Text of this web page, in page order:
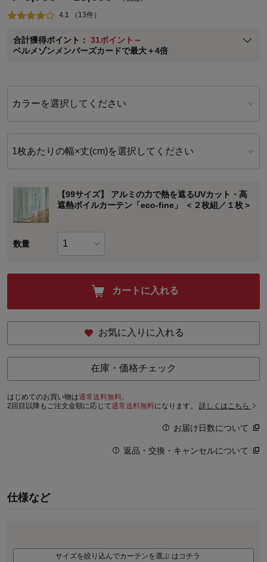
4.1 （13件）
合計獲得ポイント： 31ポイント～
ベルメゾンメンバーズカードで最大＋4倍
即時入会なら更に500円OFFクーポンプレゼント
※メンバーズカードの加算ポイントはステージ倍率適用前の基本ポイント
に対して適用されます。
カラーを選択してください
1枚あたりの幅×丈(cm)を選択してください
【99サイズ】 アルミの力で熱を遮るUVカット・高
遮熱ボイルカーテン「eco-fine」 ＜２枚組／１枚＞
数量
カートに入れる
お気に入りに入れる
在庫・価格チェック
はじめてのお買い物は通常送料無料。
2回目以降もご注文金額に応じて通常送料無料になります。 詳しくはこちら
お届け日数について
返品・交換・キャンセルについて
仕様など
サイズを絞り込んでカーテンを選ぶ はコチラ